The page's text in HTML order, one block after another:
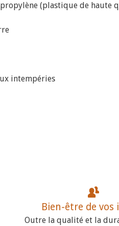
(plastique de haute
intempéries
Bien-être de vos
Outre la qualité et la